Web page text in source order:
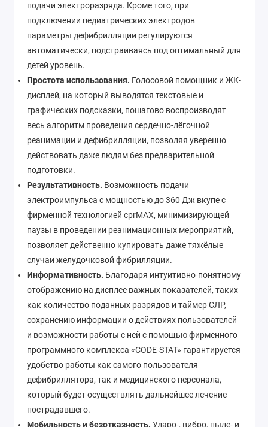
подачи электроразряда. Кроме того, при
подключении педиатрических электродов
параметры дефибрилляции регулируются
автоматически, подстраиваясь под оптимальный для
детей уровень.
Простота использования. Голосовой помощник и ЖК-
дисплей, на который выводятся текстовые и
графических подсказки, пошагово воспроизводят
весь алгоритм проведения сердечно-лёгочной
реанимации и дефибрилляции, позволяя уверенно
действовать даже людям без предварительной
подготовки.
Результативность. Возможность подачи
электроимпульса с мощностью до 360 Дж вкупе с
фирменной технологией cprMAX, минимизирующей
паузы в проведении реанимационных мероприятий,
позволяет действенно купировать даже тяжёлые
случаи желудочковой фибрилляции.
Информативность. Благодаря интуитивно-понятному
отображению на дисплее важных показателей, таких
как количество поданных разрядов и таймер СЛР,
сохранению информации о действиях пользователей
и возможности работы с ней с помощью фирменного
программного комплекса «CODE-STAT» гарантируется
удобство работы как самого пользователя
дефибриллятора, так и медицинского персонала,
который будет осуществлять дальнейшее лечение
пострадавшего.
Мобильность и безотказность. Ударо-, вибро, пыле- и